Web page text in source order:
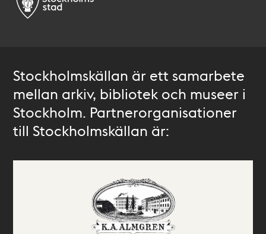
Stockholmskällan är ett samarbete
mellan arkiv, bibliotek och museer i
Stockholm. Partnerorganisationer
till Stockholmskällan är: